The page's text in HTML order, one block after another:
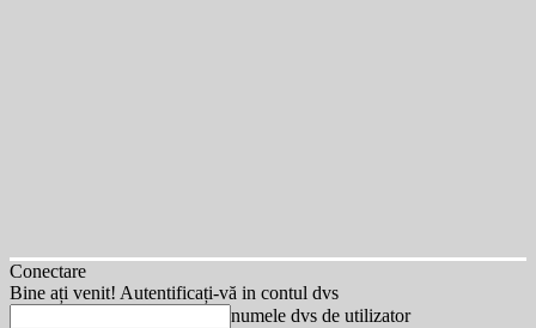
Conectare
Bine ați venit! Autentificați-vă in contul dvs
numele dvs de utilizator